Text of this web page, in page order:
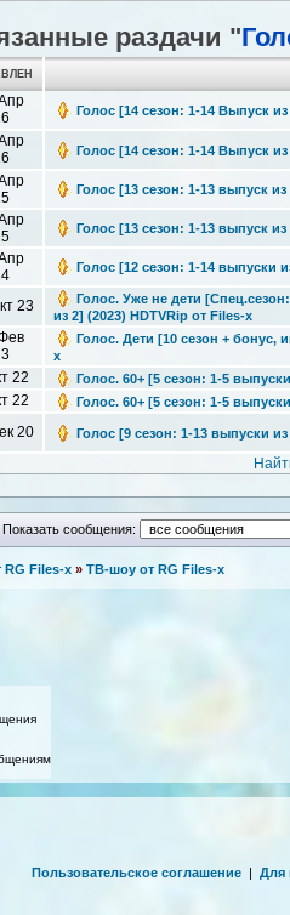
раздачи "
Голос [14 сезон: 1-14 Выпуск
Голос [14 сезон: 1-14 Выпуск
Голос [13 сезон: 1-13 выпуск
Голос [13 сезон: 1-13 выпуск
Голос [12 сезон: 1-14 выпуски
23
Голос. Уже не дети
из 2] (2023) HDTVRip от Files-x
Голос. Дети [10 сезон + бонус,
x
22 Голос. 60+ [5 сезон: 1-5
22 Голос. 60+ [5 сезон: 1-5
20 Голос [9 сезон: 1-13 выпуски
Показать сообщения:
RG Files-x » ТВ-шоу от RG Files-x
Пользовательское соглашение | Для